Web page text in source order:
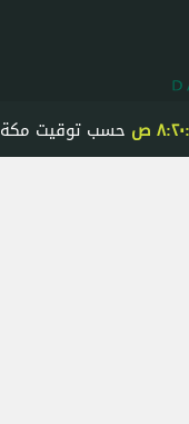
ص حسب توقيت مكة